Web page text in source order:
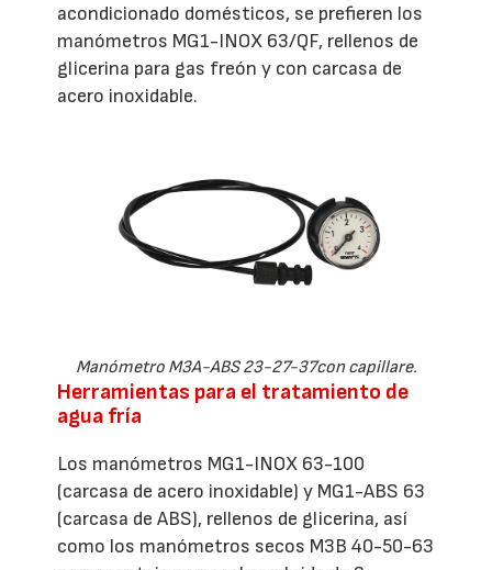
acondicionado domésticos, se prefieren los
manómetros MG1-INOX 63/QF, rellenos de
glicerina para gas freón y con carcasa de
acero inoxidable.
Manómetro M3A-ABS 23-27-37con capillare.
Herramientas para el tratamiento de
agua fría
Los manómetros MG1-INOX 63-100
(carcasa de acero inoxidable) y MG1-ABS 63
(carcasa de ABS), rellenos de glicerina, así
como los manómetros secos M3B 40-50-63